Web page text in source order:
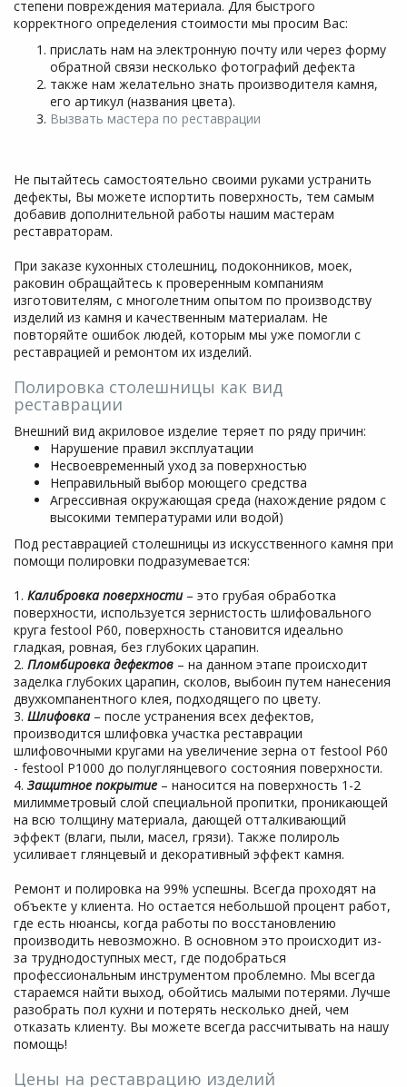
степени повреждения материала. Для быстрого
корректного определения стоимости мы просим Вас:
прислать нам на электронную почту или через форму
обратной связи несколько фотографий дефекта
также нам желательно знать производителя камня,
его артикул (названия цвета).
Вызвать мастера по реставрации
Не пытайтесь самостоятельно своими руками устранить
дефекты, Вы можете испортить поверхность, тем самым
добавив дополнительной работы нашим мастерам
реставраторам.
При заказе кухонных столешниц, подоконников, моек,
раковин обращайтесь к проверенным компаниям
изготовителям, с многолетним опытом по производству
изделий из камня и качественным материалам. Не
повторяйте ошибок людей, которым мы уже помогли с
реставрацией и ремонтом их изделий.
Полировка столешницы как вид
реставрации
Внешний вид акриловое изделие теряет по ряду причин:
Нарушение правил эксплуатации
Несвоевременный уход за поверхностью
Неправильный выбор моющего средства
Агрессивная окружающая среда (нахождение рядом с
высокими температурами или водой)
Под реставрацией столешницы из искусственного камня при
помощи полировки подразумевается:
1. Калибровка поверхности– это грубая обработка
поверхности, используется зернистость шлифовального
круга festool P60, поверхность становится идеально
гладкая, ровная, без глубоких царапин.
2. Пломбировка дефектов – на данном этапе происходит
заделка глубоких царапин, сколов, выбоин путем нанесения
двухкомпанентного клея, подходящего по цвету.
3. Шлифовка– после устранения всех дефектов,
производится шлифовка участка реставрации
шлифовочными кругами на увеличение зерна от festool P60
- festool P1000 до полуглянцевого состояния поверхности.
4. Защитное покрытие – наносится на поверхность 1-2
милимметровый слой специальной пропитки, проникающей
на всю толщину материала, дающей отталкивающий
эффект (влаги, пыли, масел, грязи). Также полироль
усиливает глянцевый и декоративный эффект камня.
Ремонт и полировка на 99% успешны. Всегда проходят на
объекте у клиента. Но остается небольшой процент работ,
где есть нюансы, когда работы по восстановлению
производить невозможно. В основном это происходит из-
за труднодоступных мест, где подобраться
профессиональным инструментом проблемно. Мы всегда
стараемся найти выход, обойтись малыми потерями. Лучше
разобрать пол кухни и потерять несколько дней, чем
отказать клиенту. Вы можете всегда рассчитывать на нашу
помощь!
Цены на реставрацию изделий